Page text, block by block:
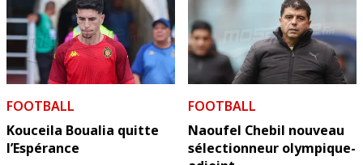
FOOTBALL
Kouceila Boualia quitte
l’Espérance
FOOTBALL
Naoufel Chebil nouveau
sélectionneur olympique-